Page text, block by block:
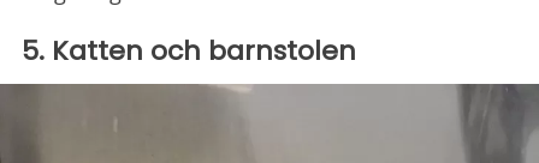
5. Katten och barnstolen